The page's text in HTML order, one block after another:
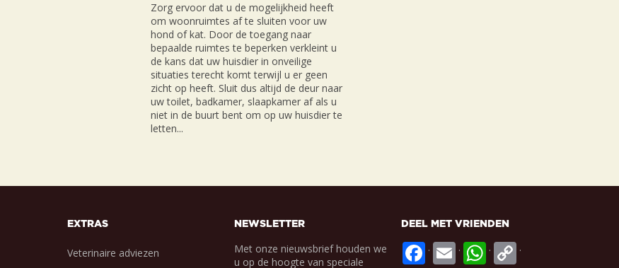
Zorg ervoor dat u de mogelijkheid heeft
om woonruimtes af te sluiten voor uw
hond of kat. Door de toegang naar
bepaalde ruimtes te beperken verkleint u
de kans dat uw huisdier in onveilige
situaties terecht komt terwijl u er geen
zicht op heeft. Sluit dus altijd de deur naar
uw toilet, badkamer, slaapkamer af als u
niet in de buurt bent om op uw huisdier te
letten...
EXTRAS
Veterinaire adviezen
NEWSLETTER
Met onze nieuwsbrief houden we
u op de hoogte van speciale
DEEL MET VRIENDEN
. . . .